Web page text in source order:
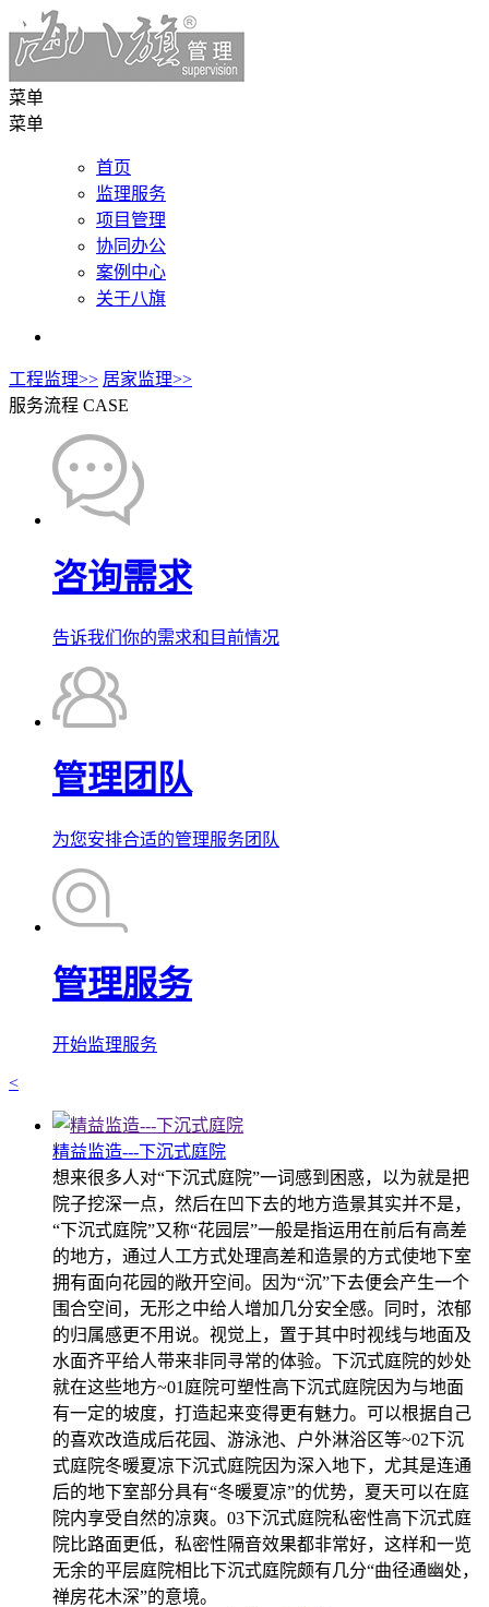
菜单
菜单
首页
监理服务
项目管理
协同办公
案例中心
关于八旗
工程监理>> 居家监理>>
服务流程 CASE
咨询需求
告诉我们你的需求和目前情况
管理团队
为您安排合适的管理服务团队
管理服务
开始监理服务
<
精益监造---下沉式庭院
想来很多人对“下沉式庭院”一词感到困惑，以为就是把
院子挖深一点，然后在凹下去的地方造景其实并不是，
“下沉式庭院”又称“花园层”一般是指运用在前后有高差
的地方，通过人工方式处理高差和造景的方式使地下室
拥有面向花园的敞开空间。因为“沉”下去便会产生一个
围合空间，无形之中给人增加几分安全感。同时，浓郁
的归属感更不用说。视觉上，置于其中时视线与地面及
水面齐平给人带来非同寻常的体验。下沉式庭院的妙处
就在这些地方~01庭院可塑性高下沉式庭院因为与地面
有一定的坡度，打造起来变得更有魅力。可以根据自己
的喜欢改造成后花园、游泳池、户外淋浴区等~02下沉
式庭院冬暖夏凉下沉式庭院因为深入地下，尤其是连通
后的地下室部分具有“冬暖夏凉”的优势，夏天可以在庭
院内享受自然的凉爽。03下沉式庭院私密性高下沉式庭
院比路面更低，私密性隔音效果都非常好，这样和一览
无余的平层庭院相比下沉式庭院颇有几分“曲径通幽处，
禅房花木深”的意境。